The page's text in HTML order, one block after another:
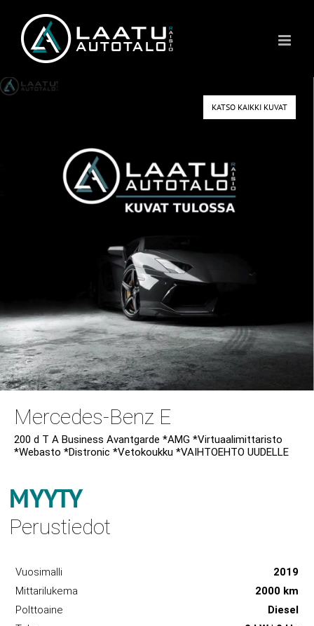
content
KATSO KAIKKI KUVAT
Mercedes-Benz E
200 d T A Business Avantgarde *AMG *Virtuaalimittaristo
*Webasto *Distronic *Vetokoukku *VAIHTOEHTO UUDELLE
MYYTY
Perustiedot
Vuosimalli
2019
Mittarilukema
2000 km
Polttoaine
Diesel